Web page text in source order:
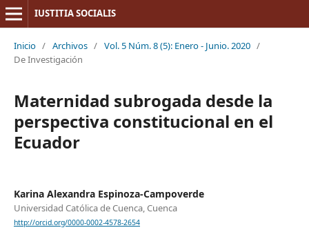
IUSTITIA SOCIALIS
Inicio / Archivos / Vol. 5 Núm. 8 (5): Enero - Junio. 2020 /
De Investigación
Maternidad subrogada desde la
perspectiva constitucional en el
Ecuador
Karina Alexandra Espinoza-Campoverde
Universidad Católica de Cuenca, Cuenca
http://orcid.org/0000-0002-4578-2654